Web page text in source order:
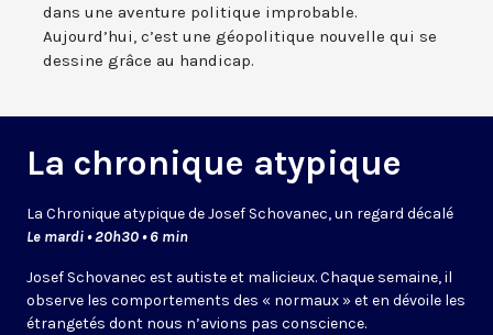
dans une aventure politique improbable.
Aujourd’hui, c’est une géopolitique nouvelle qui se
dessine grâce au handicap.
La chronique atypique
La Chronique atypique de Josef Schovanec, un regard décalé
Le mardi • 20h30 • 6 min
Josef Schovanec est autiste et malicieux. Chaque semaine, il
observe les comportements des « normaux » et en dévoile les
étrangetés dont nous n’avions pas conscience.